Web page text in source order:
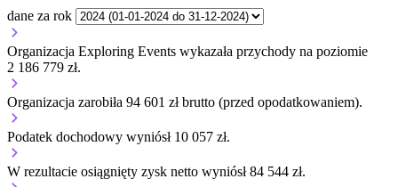
dane za rok
Organizacja Exploring Events wykazała przychody na poziomie
2 186 779 zł.
Organizacja zarobiła 94 601 zł brutto (przed opodatkowaniem).
Podatek dochodowy wyniósł 10 057 zł.
W rezultacie osiągnięty zysk netto wyniósł 84 544 zł.